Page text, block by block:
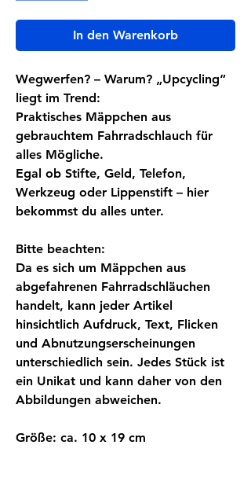
In den Warenkorb
Wegwerfen? – Warum? „Upcycling“
liegt im Trend:
Praktisches Mäppchen aus
gebrauchtem Fahrradschlauch für
alles Mögliche.
Egal ob Stifte, Geld, Telefon,
Werkzeug oder Lippenstift – hier
bekommst du alles unter.
Bitte beachten:
Da es sich um Mäppchen aus
abgefahrenen Fahrradschläuchen
handelt, kann jeder Artikel
hinsichtlich Aufdruck, Text, Flicken
und Abnutzungserscheinungen
unterschiedlich sein. Jedes Stück ist
ein Unikat und kann daher von den
Abbildungen abweichen.
Größe: ca. 10 x 19 cm